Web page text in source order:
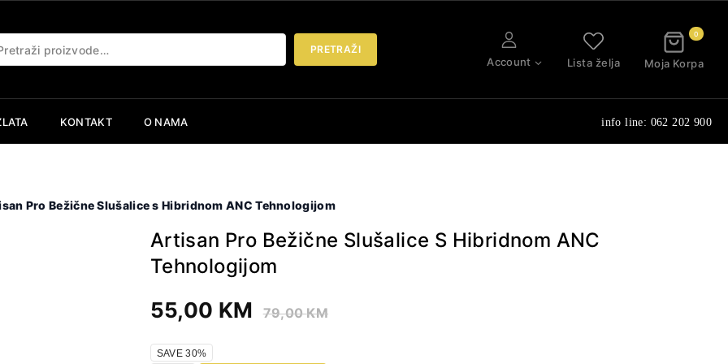
PRETRAŽI
Account Lista želja
0
Moja Korpa
KONTAKT O NAMA info line: 062 202 900
Pro Bežične Slušalice s Hibridnom ANC Tehnologijom
Artisan Pro Bežične Slušalice S Hibridnom ANC
Tehnologijom
55,00 KM 79,00KM
SAVE 30%